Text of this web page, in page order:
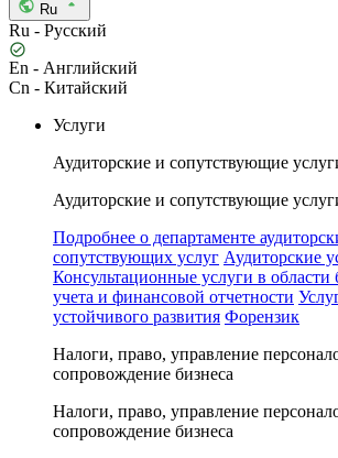
Ru
Ru - Русский
En - Английский
Cn - Китайский
Услуги
Аудиторские и сопутствующие
Аудиторские и сопутствующие
Подробнее о департаменте
сопутствующих услуг Аудиторские
Консультационные услуги в области
учета и финансовой отчетности
устойчивого развития Форензик
Налоги, право, управление
сопровождение бизнеса
Налоги, право, управление
сопровождение бизнеса